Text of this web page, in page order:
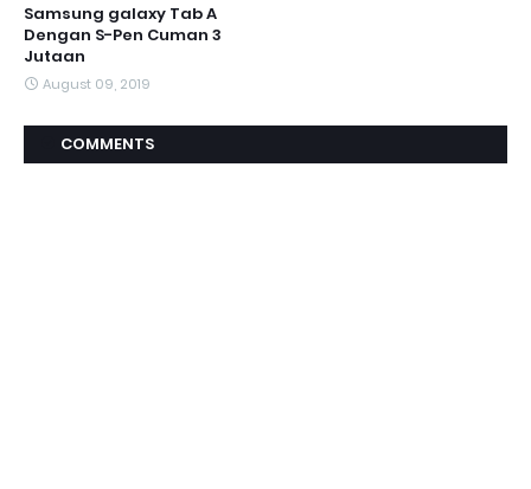
Samsung galaxy Tab A
Dengan S-Pen Cuman 3
Jutaan
August 09, 2019
COMMENTS